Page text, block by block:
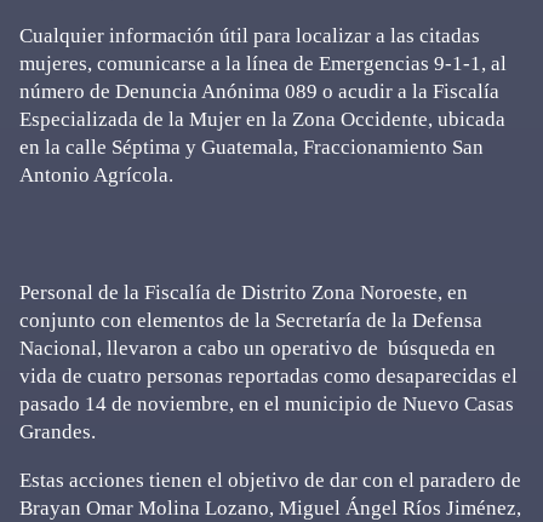
Cualquier información útil para localizar a las citadas
mujeres, comunicarse a la línea de Emergencias 9-1-1, al
número de Denuncia Anónima 089 o acudir a la Fiscalía
Especializada de la Mujer en la Zona Occidente, ubicada
en la calle Séptima y Guatemala, Fraccionamiento San
Antonio Agrícola.
Personal de la Fiscalía de Distrito Zona Noroeste, en
conjunto con elementos de la Secretaría de la Defensa
Nacional, llevaron a cabo un operativo de búsqueda en
vida de cuatro personas reportadas como desaparecidas el
pasado 14 de noviembre, en el municipio de Nuevo Casas
Grandes.
Estas acciones tienen el objetivo de dar con el paradero de
Brayan Omar Molina Lozano, Miguel Ángel Ríos Jiménez,